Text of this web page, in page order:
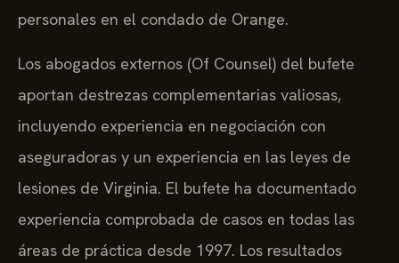
personales en el condado de Orange.
Los abogados externos (Of Counsel) del bufete
aportan destrezas complementarias valiosas,
incluyendo experiencia en negociación con
aseguradoras y un experiencia en las leyes de
lesiones de Virginia. El bufete ha documentado
experiencia comprobada de casos en todas las
áreas de práctica desde 1997. Los resultados